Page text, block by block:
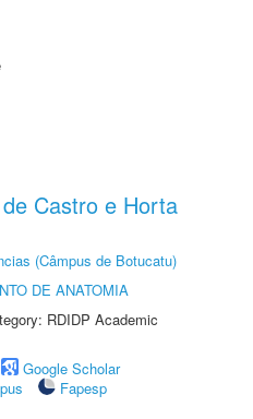
Castro e Horta
(Câmpus de Botucatu)
DE ANATOMIA
RDIDP Academic
Google Scholar
Fapesp